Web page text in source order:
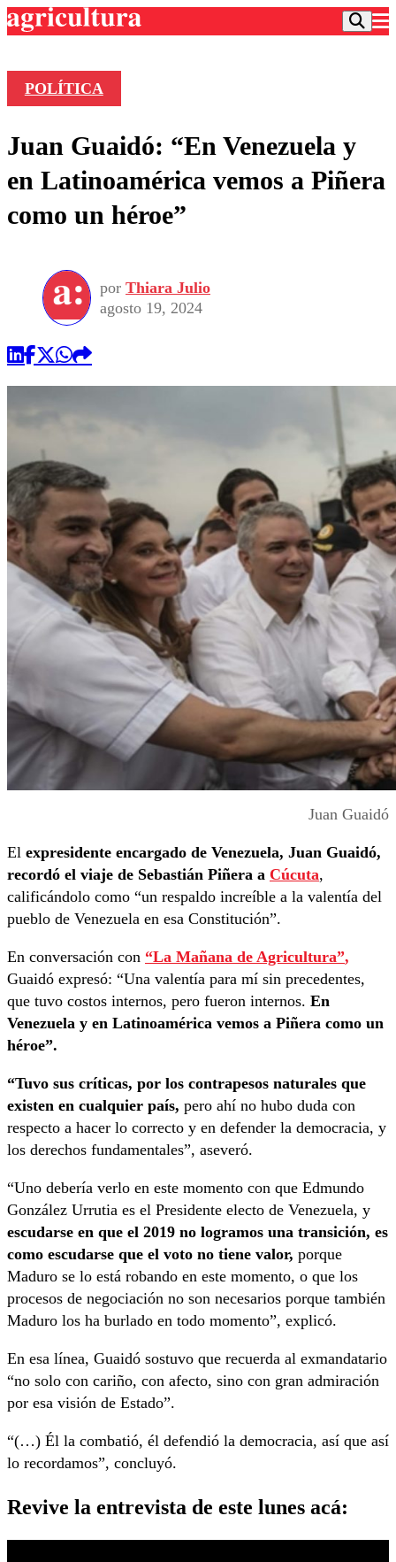
Frecuencias
Agricultura TV
Deportes
Colo Colo
Seleccion Chilena
Torneo Internacional
Universidad de Chile
Entretención
Economía
Internacional
Sustentabilidad
Publicaciones en medios
Opinión
POLÍTICA
Juan Guaidó: “En Venezuela y
en Latinoamérica vemos a Piñera
como un héroe”
por Thiara Julio
agosto 19, 2024
Juan Guaidó
El expresidente encargado de Venezuela, Juan Guaidó,
recordó el viaje de Sebastián Piñera a Cúcuta,
calificándolo como “un respaldo increíble a la valentía del
pueblo de Venezuela en esa Constitución”.
En conversación con “La Mañana de Agricultura”,
Guaidó expresó: “Una valentía para mí sin precedentes,
que tuvo costos internos, pero fueron internos. En
Venezuela y en Latinoamérica vemos a Piñera como un
héroe”.
“Tuvo sus críticas, por los contrapesos naturales que
existen en cualquier país, pero ahí no hubo duda con
respecto a hacer lo correcto y en defender la democracia, y
los derechos fundamentales”, aseveró.
“Uno debería verlo en este momento con que Edmundo
González Urrutia es el Presidente electo de Venezuela, y
escudarse en que el 2019 no logramos una transición, es
como escudarse que el voto no tiene valor, porque
Maduro se lo está robando en este momento, o que los
procesos de negociación no son necesarios porque también
Maduro los ha burlado en todo momento”, explicó.
En esa línea, Guaidó sostuvo que recuerda al exmandatario
“no solo con cariño, con afecto, sino con gran admiración
por esa visión de Estado”.
“(…) Él la combatió, él defendió la democracia, así que así
lo recordamos”, concluyó.
Revive la entrevista de este lunes acá: